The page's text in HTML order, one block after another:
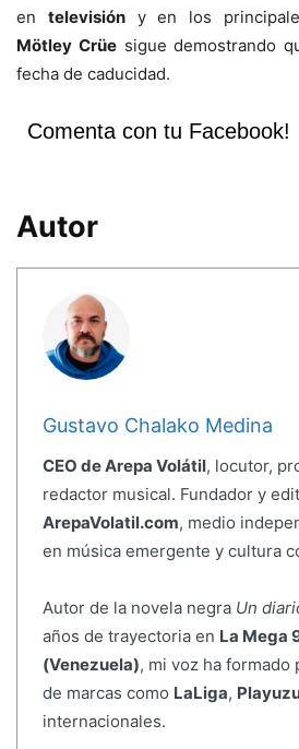
en televisióny en los
Mötley Crüesigue demostrando
fecha de caducidad.
Comenta con tu Facebook!
Autor
Gustavo Chalako Medina
CEO de Arepa Volátil, locutor,
redactor musical. Fundador y
ArepaVolatil.com, medio
en música emergente y cultura
Autor de la novela negra Un
años de trayectoria en La Mega
(Venezuela), mi voz ha formado
de marcas como LaLiga,
internacionales.